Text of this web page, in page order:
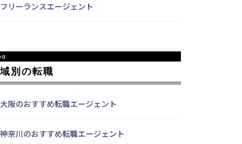
フリーランスエージェント
別の転職
大阪のおすすめ転職エージェント
神奈川のおすすめ転職エージェント